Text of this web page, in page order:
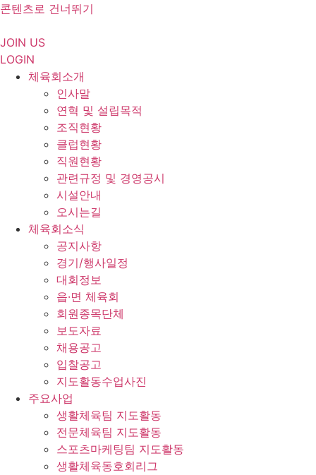
콘텐츠로 건너뛰기
JOIN US
LOGIN
체육회소개
인사말
연혁 및 설립목적
조직현황
클럽현황
직원현황
관련규정 및 경영공시
시설안내
오시는길
체육회소식
공지사항
경기/행사일정
대회정보
읍·면 체육회
회원종목단체
보도자료
채용공고
입찰공고
지도활동수업사진
주요사업
생활체육팀 지도활동
전문체육팀 지도활동
스포츠마케팅팀 지도활동
생활체육동호회리그